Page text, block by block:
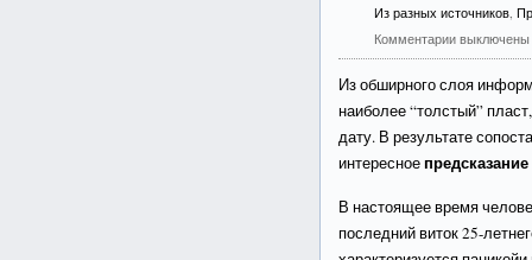
Из разных источников,
Комментарии выключены
Из обширного слоя
наиболее “толстый”
дату. В результате
интересное
В настоящее время
последний виток 25-